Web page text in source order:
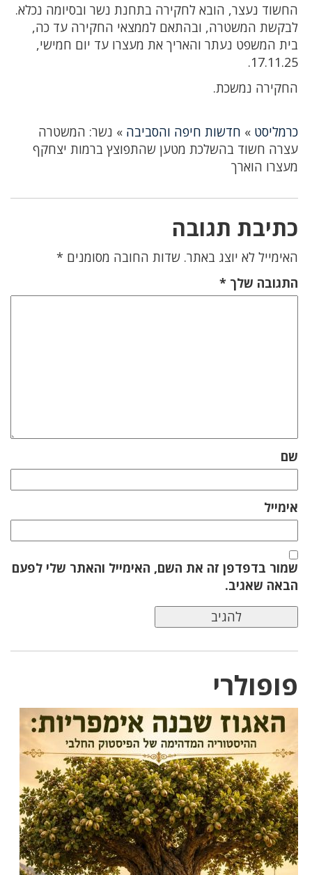
החשוד נעצר, הובא לחקירה בתחנת נשר ובסיומה נכלא.
לבקשת המשטרה, ובהתאם לממצאי החקירה עד כה,
בית המשפט נעתר והאריך את מעצרו עד יום חמישי,
17.11.25.
החקירה נמשכת.
כרמליסט » חדשות חיפה והסביבה » נשר: המשטרה
עצרה חשוד בהשלכת מטען שהתפוצץ ברמות יצחקף
מעצרו הוארך
כתיבת תגובה
האימייל לא יוצג באתר. שדות החובה מסומנים *
התגובה שלך *
שם
אימייל
שמור בדפדפן זה את השם, האימייל והאתר שלי לפעם
הבאה שאגיב.
פופולרי